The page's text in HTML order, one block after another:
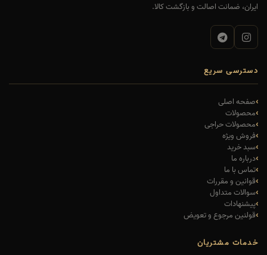
ایران، ضمانت اصالت و بازگشت کالا.
دسترسی سریع
صفحه اصلی
محصولات
محصولات حراجی
فروش ویژه
سبد خرید
درباره ما
تماس با ما
قوانین و مقررات
سوالات متداول
پیشنهادات
قولنین مرجوع و تعویض
خدمات مشتریان